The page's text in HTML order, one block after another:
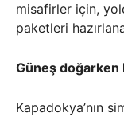
misafirler için,
paketleri
Güneş doğarken
Kapadokya’nın